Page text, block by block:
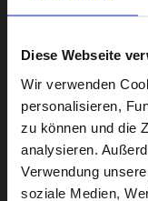
Diese Webseite
Wir verwenden
personalisieren,
zu können und die
analysieren.
Verwendung
soziale Medien,
AUBII
Große Bleichen 21
20354 HAMBURG